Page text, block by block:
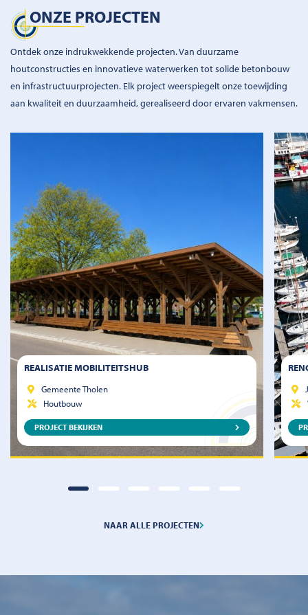
ONZE PROJECTEN
NAAR ALLE PROJECTEN
Ontdek onze indrukwekkende projecten. Van duurzame
houtconstructies en innovatieve waterwerken tot solide betonbouw
en infrastructuurprojecten. Elk project weerspiegelt onze toewijding
aan kwaliteit en duurzaamheid, gerealiseerd door ervaren vakmensen.
REALISATIE MOBILITEITSHUB
Gemeente Tholen
Houtbouw
PROJECT BEKIJKEN